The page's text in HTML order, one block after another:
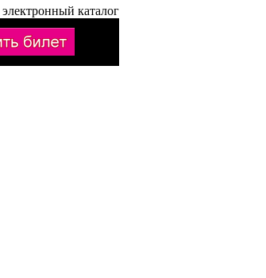
электронный каталог